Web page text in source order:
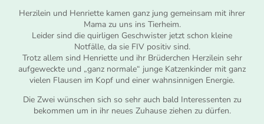
Herzilein und Henriette kamen ganz jung gemeinsam mit ihrer
Mama zu uns ins Tierheim.
Leider sind die quirligen Geschwister jetzt schon kleine
Notfälle, da sie FIV positiv sind.
Trotz allem sind Henriette und ihr Brüderchen Herzilein sehr
aufgeweckte und „ganz normale“ junge Katzenkinder mit ganz
vielen Flausen im Kopf und einer wahnsinnigen Energie.
Die Zwei wünschen sich so sehr auch bald Interessenten zu
bekommen um in ihr neues Zuhause ziehen zu dürfen.